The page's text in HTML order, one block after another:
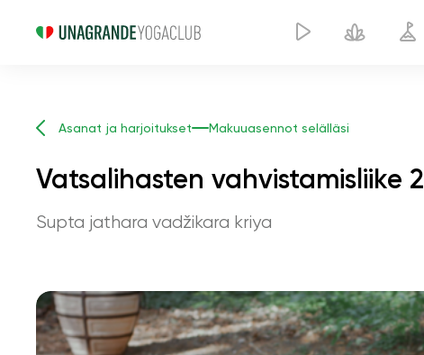
Asanat ja harjoitukset Makuuasennot selälläsi
Vatsalihasten vahvistamisliike 2
Supta jathara vadžikara kriya